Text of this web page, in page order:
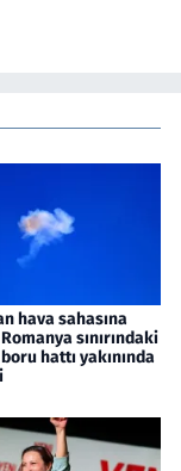
hava sahasına
sınırındaki
hattı yakınında